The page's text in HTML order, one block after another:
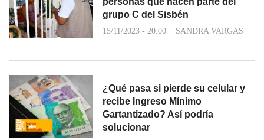
grupo C del Sisbén
15/11/2023 - 20:00 SANDRA VARGAS
¿Qué pasa si pierde su celular y
recibe Ingreso Mínimo
Gartantizado? Así podría
solucionar